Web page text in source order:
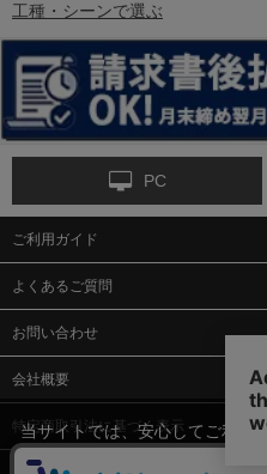
6-矢印板/LED矢印板
9-点字マット・タイ
工種・シーンで選ぶ
PC
ご利用ガイド
よくあるご質問
お問い合わせ
会社概要
特定商取引法に基づく表示
当サイトでは、安心してご利用
等）、またサイトの利便性向